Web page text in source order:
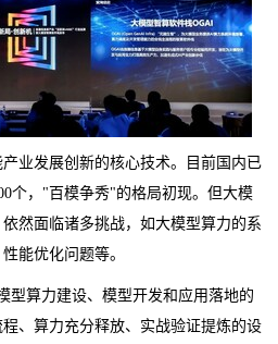
业发展创新的核心技术。目前国内已
个，"百模争秀"的格局初现。但大模
然面临诸多挑战，如大模型算力的系
能优化问题等。
型算力建设、模型开发和应用落地的
、算力充分释放、实战验证提炼的设